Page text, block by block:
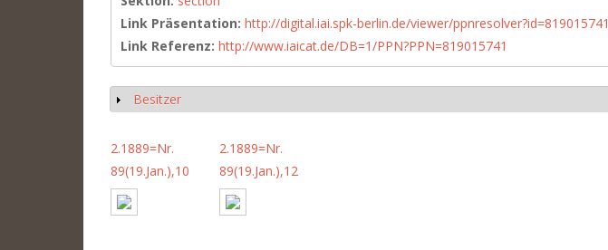
Link Präsentation: http://digital.iai.spk-berlin.de/viewer/ppnresolver?id=819015741
Link Referenz: http://www.iaicat.de/DB=1/PPN?PPN=819015741
Anzeigen
Besitzer
2.1889=Nr.
89(19.Jan.),10
2.1889=Nr.
89(19.Jan.),12